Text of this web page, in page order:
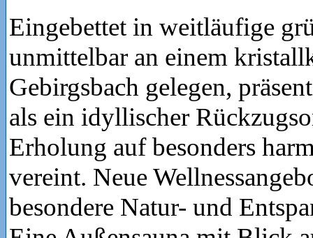
Eingebettet in weitläufige
unmittelbar an einem
Gebirgsbach gelegen,
als ein idyllischer
Erholung auf besonders
vereint. Neue
besondere Natur- und